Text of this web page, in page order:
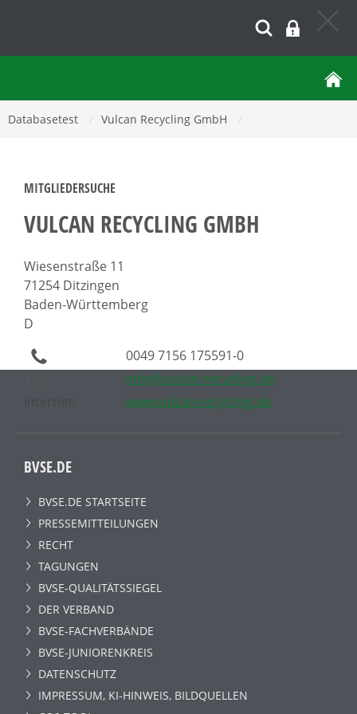
Databasetest Vulcan Recycling GmbH
MITGLIEDERSUCHE
VULCAN RECYCLING GMBH
Wiesenstraße 11
71254 Ditzingen
Baden-Württemberg
D
0049 7156 175591-0
info@vulcan-recycling.de
www.vulcan-recycling.de
BVSE.DE
BVSE.DE STARTSEITE
PRESSEMITTEILUNGEN
RECHT
TAGUNGEN
BVSE-QUALITÄTSSIEGEL
DER VERBAND
BVSE-FACHVERBÄNDE
BVSE-JUNIORENKREIS
DATENSCHUTZ
IMPRESSUM, KI-HINWEIS, BILDQUELLEN